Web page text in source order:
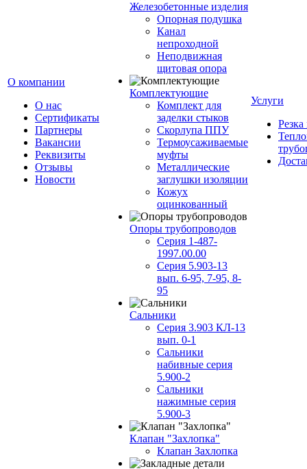
О компании
О нас
Сертификаты
Партнеры
Вакансии
Реквизиты
Отзывы
Новости
Железобетонные изделия
Опорная подушка
Канал
непроходной
Неподвижная
щитовая опора
Комплектующие
Комплект для
заделки стыков
Скорлупа ППУ
Термоусаживаемые
муфты
Металлические
заглушки изоляции
Кожух
оцинкованный
Опоры трубопроводов
Серия 1-487-
1997.00.00
Серия 5.903-13
вып. 6-95, 7-95, 8-
95
Сальники
Серия 3.903 КЛ-13
вып. 0-1
Сальники
набивные серия
5.900-2
Сальники
нажимные серия
5.900-3
Клапан "Захлопка"
Клапан Захлопка
Услуги
Резка